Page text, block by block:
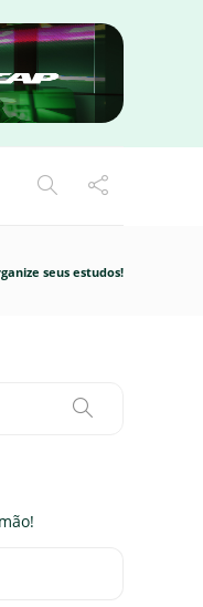
seus estudos!